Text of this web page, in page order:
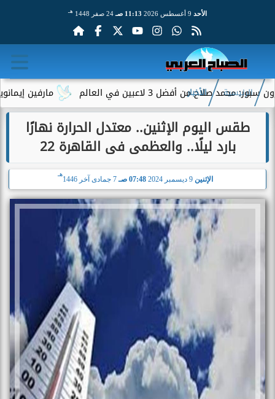
الأحد 11:13 صـ 24 صفر 1448 هـ
مارفين إيمانويل.. أفضل 3 لاعبين في العالم
الرئيسية الأخبار
طقس اليوم الإثنين.. معتدل الحرارة نهارًا
بارد ليلًا.. والعظمى فى القاهرة 22
الإثنين 9 ديسمبر 2024 07:48 صـ 7 جمادى آخر 1446
هـ